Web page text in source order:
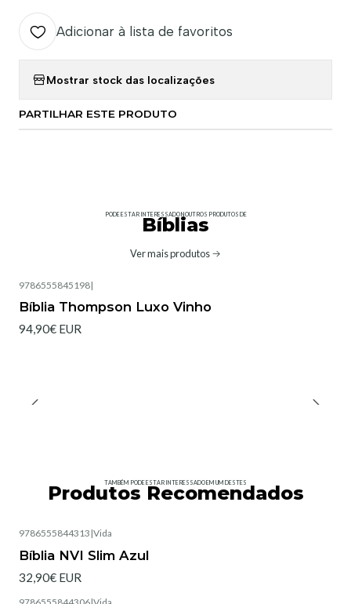
Adicionar à lista de favoritos
Mostrar stock das localizações
PARTILHAR ESTE PRODUTO
PODE ESTAR INTERESSADO NOUTROS PRODUTOS DE
Bíblias
Ver mais produtos
9786555845198|
Bíblia Thompson Luxo Vinho
94,90€ EUR
TAMBÉM PODE ESTAR INTERESSADO EM UM DESTES
Produtos Recomendados
9786555844313 |Vida
Bíblia NVI Slim Azul
32,90€ EUR